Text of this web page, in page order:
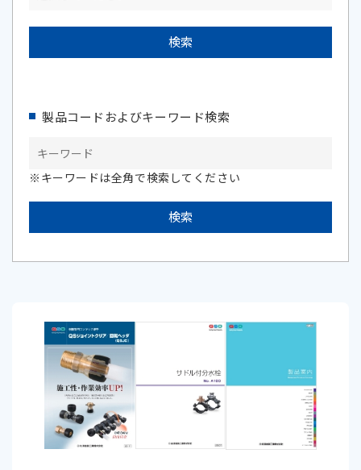
製品コードおよびキーワード検索
※キーワードは全角で検索してください